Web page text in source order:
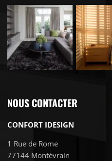
NOUS CONTACTER
CONFORT IDESIGN
1 Rue de Rome
77144 Montévrain